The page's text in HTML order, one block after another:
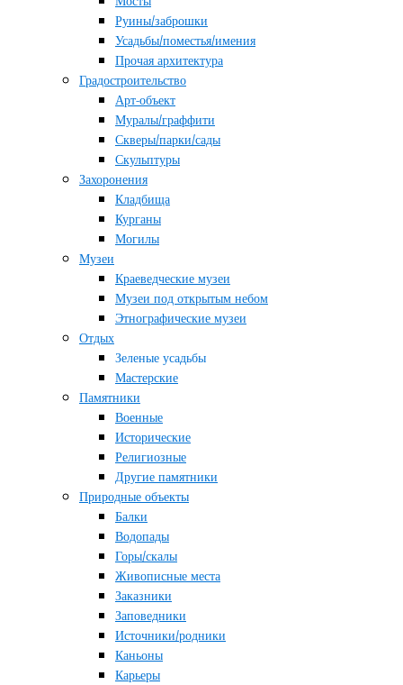
Руины/заброшки
Усадьбы/поместья/имения
Прочая архитектура
Градостроительство
Арт-объект
Муралы/граффити
Скверы/парки/сады
Скульптуры
Захоронения
Кладбища
Курганы
Могилы
Музеи
Краеведческие музеи
Музеи под открытым небом
Этнографические музеи
Отдых
Зеленые усадьбы
Мастерские
Памятники
Военные
Исторические
Религиозные
Другие памятники
Природные объекты
Балки
Водопады
Горы/скалы
Живописные места
Заказники
Заповедники
Источники/родники
Каньоны
Карьеры